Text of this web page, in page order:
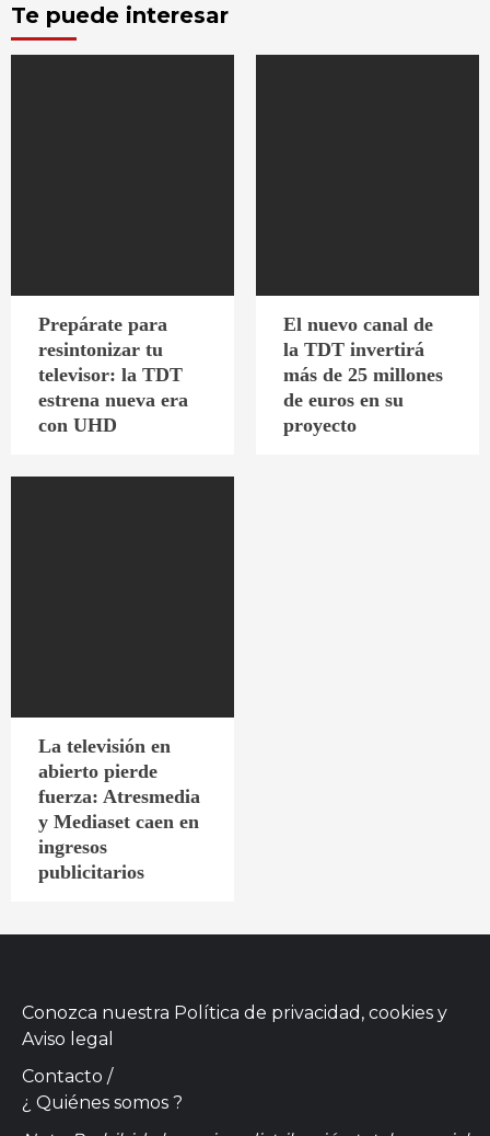
Te puede interesar
Prepárate para
resintonizar tu
televisor: la TDT
estrena nueva era
con UHD
El nuevo canal de
la TDT invertirá
más de 25 millones
de euros en su
proyecto
La televisión en
abierto pierde
fuerza: Atresmedia
y Mediaset caen en
ingresos
publicitarios
Conozca nuestra Política de privacidad, cookies y
Aviso legal
Contacto /
¿ Quiénes somos ?